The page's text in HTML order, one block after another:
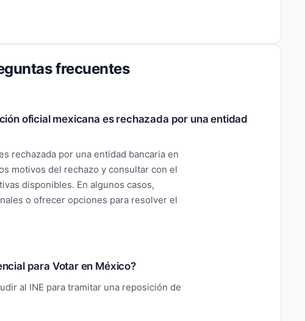
frecuentes
oficial mexicana es rechazada por una entidad
rechazada por una entidad bancaria en
motivos del rechazo y consultar con el
disponibles. En algunos casos,
o ofrecer opciones para resolver el
para Votar en México?
al INE para tramitar una reposición de